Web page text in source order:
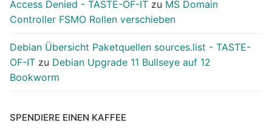
Access Denied - TASTE-OF-IT zu MS Domain
Controller FSMO Rollen verschieben
Debian Übersicht Paketquellen sources.list - TASTE-
OF-IT zu Debian Upgrade 11 Bullseye auf 12
Bookworm
SPENDIERE EINEN KAFFEE